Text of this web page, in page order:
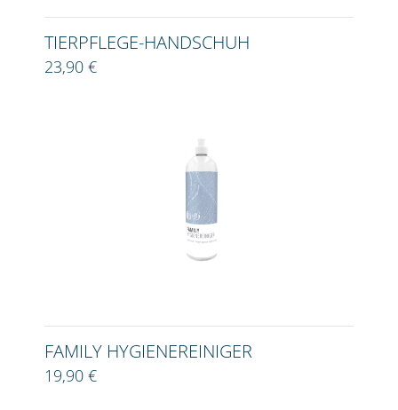
TIERPFLEGE-HANDSCHUH
23,90 €
FAMILY HYGIENEREINIGER
19,90 €